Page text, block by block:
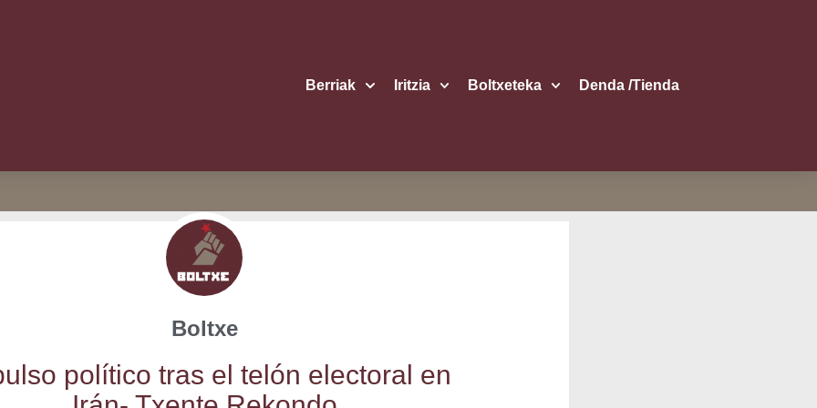
Berriak Iritzia Boltxe­te­ka Den­da /​Tien­da
Boltxe
polí­ti­co tras el telón elec­to­ral en